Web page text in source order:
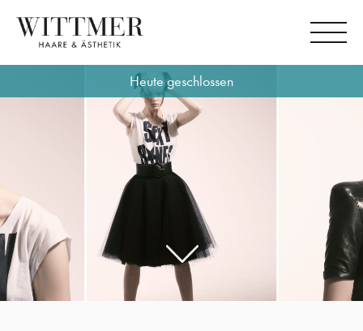
Heute geschlossen